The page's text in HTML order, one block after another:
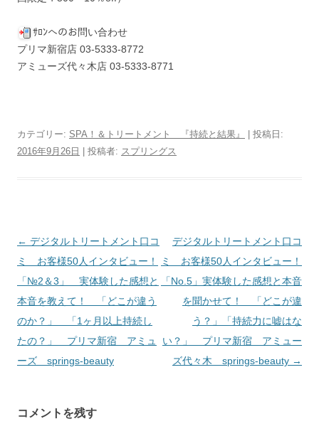
ｻﾛﾝへのお問い合わせ
プリマ新宿店 03-5333-8772
アミューズ代々木店 03-5333-8771
カテゴリー: SPA！＆トリートメント 『持続と結果』
| 投稿日:
2016年9月26日
投稿者: スプリングス
投
稿
ナ
ビ
ゲ
ー
シ
← デジタルトリートメント口コ
ミ お客様50人インタビュー！
「№2＆3」 実体験した感想と
本音を教えて！ 「どこが違う
のか？」 「1ヶ月以上持続し
たの？」 プリマ新宿 アミュ
ーズ springs-beauty
デジタルトリートメント口コ
ミ お客様50人インタビュー！
「No.5」実体験した感想と本音
を聞かせて！ 「どこが違
う？」「持続力に嘘はな
い？」 プリマ新宿 アミュー
ズ代々木 springs-beauty →
コメントを残す